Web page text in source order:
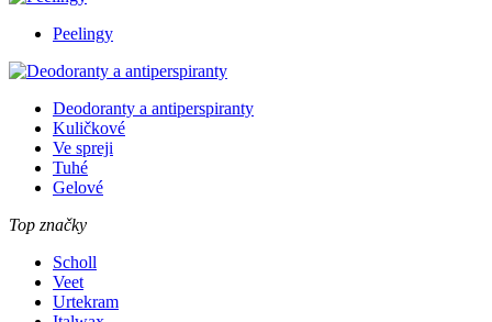
Peelingy
Deodoranty a antiperspiranty
Kuličkové
Ve spreji
Tuhé
Gelové
Top značky
Scholl
Veet
Urtekram